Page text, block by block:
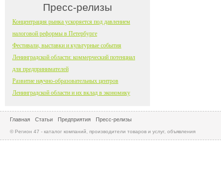
Пресс-релизы
Концентрация рынка ускоряется под давлением
налоговой реформы в Петербурге
Фестивали, выставки и культурные события
Ленинградской области: коммерческий потенциал
для предпринимателей
Развитие научно-образовательных центров
Ленинградской области и их вклад в экономику
Главная Статьи Предприятия Пресс-релизы
© Регион 47 - каталог компаний, производители товаров и услуг, объявления